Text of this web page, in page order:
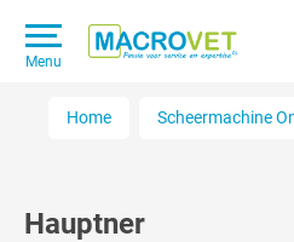
Menu
Home Scheermachine
Hauptner